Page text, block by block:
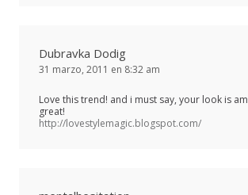
Dubravka Dodig
31 marzo, 2011 en 8:32 am
Love this trend! and i must say, your look is
great!
http://lovestylemagic.blogspot.com/